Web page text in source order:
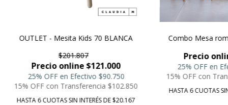
OUTLET - Mesita Kids 70 BLANCA
$201.807
Precio online $121.000
25% OFF en Efectivo $90.750
15% OFF con Transferencia $102.850
HASTA 6 CUOTAS SIN INTERÉS DE $20.167
Combo Mesa
Precio
25% OFF en
15% OFF con
HASTA 6 CUOTAS